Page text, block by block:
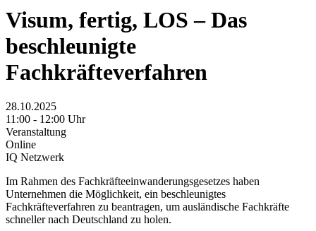
Visum, fertig, LOS – Das
beschleunigte
Fachkräfteverfahren
28.10.2025
11:00 - 12:00 Uhr
Veranstaltung
Online
IQ Netzwerk
Im Rahmen des Fachkräfteeinwanderungsgesetzes haben
Unternehmen die Möglichkeit, ein beschleunigtes
Fachkräfteverfahren zu beantragen, um ausländische Fachkräfte
schneller nach Deutschland zu holen.